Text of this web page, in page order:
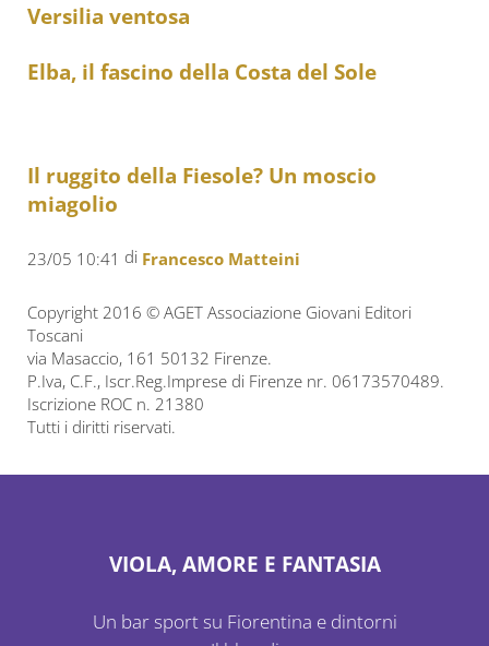
Versilia ventosa
Elba, il fascino della Costa del Sole
Il ruggito della Fiesole? Un moscio
miagolio
23/05 10:41 di Francesco Matteini
Copyright 2016 © AGET Associazione Giovani Editori
Toscani
via Masaccio, 161 50132 Firenze.
P.Iva, C.F., Iscr.Reg.Imprese di Firenze nr. 06173570489.
Iscrizione ROC n. 21380
Tutti i diritti riservati.
VIOLA, AMORE E FANTASIA
Un bar sport su Fiorentina e dintorni